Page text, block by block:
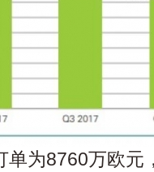
为8760万欧元